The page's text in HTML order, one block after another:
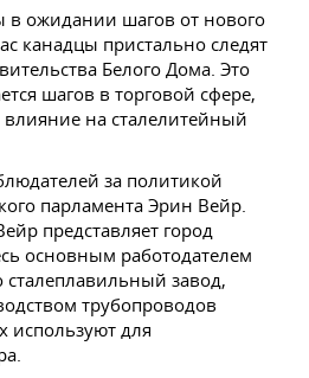
в ожидании шагов от нового
канадцы пристально следят
Белого Дома. Это
шагов в торговой сфере,
влияние на сталелитейный
за политикой
парламента Эрин Вейр.
представляет город
основным работодателем
сталеплавильный завод,
трубопроводов
используют для